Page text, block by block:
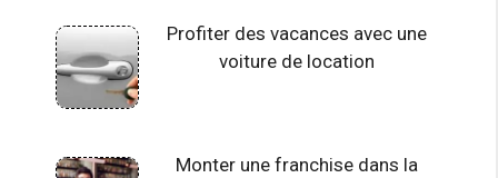
Profiter des vacances avec une
voiture de location
Monter une franchise dans la